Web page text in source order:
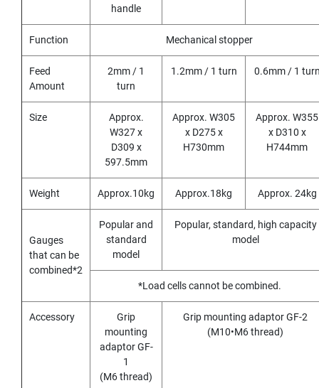
(
F
O
R
I
O
L
Y
A
M
W
A
handle
Function Mechanical stopper
Feed
Amount
2mm / 1
turn
1.2mm / 1 turn 0.6mm / 1
Size
Approx.
W327 x
D309 x
597.5mm
Approx. W305
x D275 x
H730mm
Approx. W355
x D310 x
H744mm
Weight Approx.10kg Approx.18kg Approx. 24kg
Gauges
that can be
combined*2
Popular and
standard
model
Popular, standard, high capacity
model
*Load cells cannot be combined.
Accessory
Grip
mounting
adaptor GF-
1
(M6 thread)
Grip mounting adaptor GF-2
(M10•M6 thread)